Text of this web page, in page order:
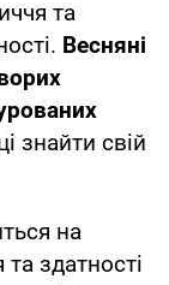
та
Весняні
знайти свій
на
та здатності